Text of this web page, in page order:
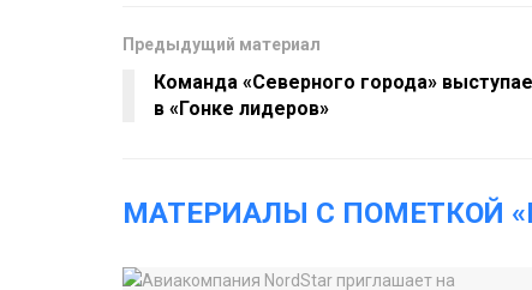
Предыдущий материал
Команда «Северного города»
в «Гонке лидеров»
МАТЕРИАЛЫ С ПОМЕТКОЙ